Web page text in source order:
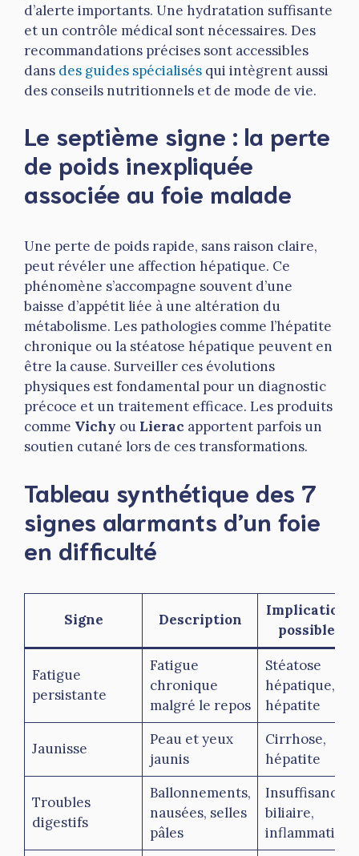
d’alerte importants. Une hydratation suffisante
et un contrôle médical sont nécessaires. Des
recommandations précises sont accessibles
dans des guides spécialisés qui intègrent aussi
des conseils nutritionnels et de mode de vie.
Le septième signe : la perte
de poids inexpliquée
associée au foie malade
Une perte de poids rapide, sans raison claire,
peut révéler une affection hépatique. Ce
phénomène s’accompagne souvent d’une
baisse d’appétit liée à une altération du
métabolisme. Les pathologies comme l’hépatite
chronique ou la stéatose hépatique peuvent en
être la cause. Surveiller ces évolutions
physiques est fondamental pour un diagnostic
précoce et un traitement efficace. Les produits
comme Vichy ou Lierac apportent parfois un
soutien cutané lors de ces transformations.
Tableau synthétique des 7
signes alarmants d’un foie
en difficulté
Signe Description
Implications
possibles
Fatigue
persistante
Fatigue
chronique
malgré le repos
Stéatose
hépatique,
hépatite
Jaunisse
Peau et yeux
jaunis
Cirrhose,
hépatite
Troubles
digestifs
Ballonnements,
nausées, selles
pâles
Insuffisance
biliaire,
inflammation